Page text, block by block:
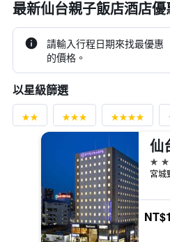
最新仙台親子飯店酒店優
請輸入行程日期來找最優惠
的價格。
以星級篩選
3星